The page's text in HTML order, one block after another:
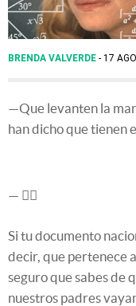
BRENDA VALVERDE 17
—Que levanten la
han dicho que tienen
— 🙋‍♀️
Si tu documento
decir, que pertenece
seguro que sabes de
nuestros padres